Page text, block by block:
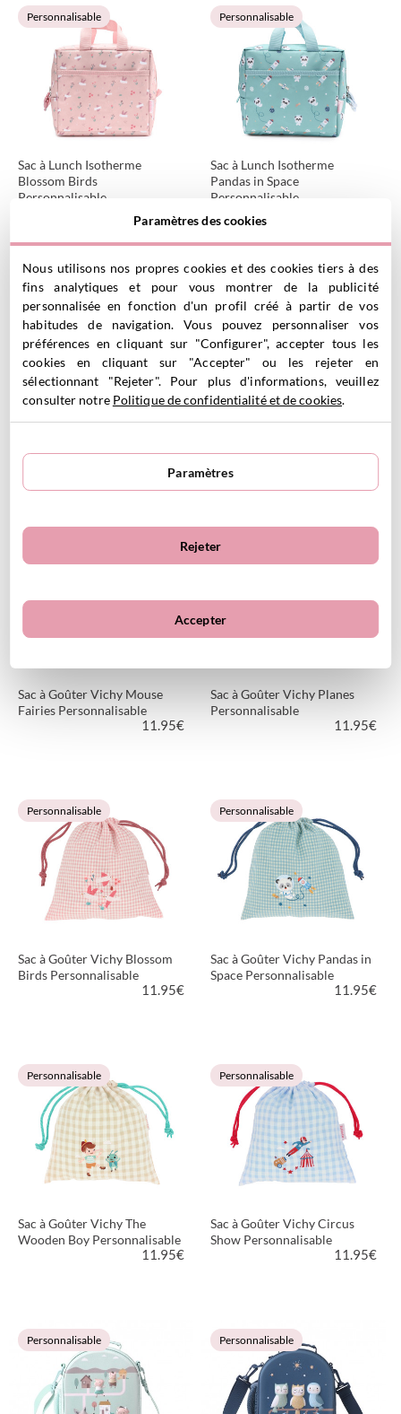
VOIR LE PRODUIT VOIR LE PRODUIT
Personnalisable
Sac à Lunch Isotherme
Blossom Birds
Personnalisable
VOIR LE PRODUIT
Personnalisable
Sac à Lunch Isotherme
Pandas in Space
Personnalisable
VOIR LE PRODUIT
Personnalisable Personnalisable
€
Sac à Goûter Vichy Mouse
Fairies Personnalisable
11.95€
VOIR LE PRODUIT
Personnalisable
Sac à Goûter Vichy Planes
Personnalisable
11.95€
VOIR LE PRODUIT
Personnalisable
Sac à Goûter Vichy Blossom
Birds Personnalisable
11.95€
VOIR LE PRODUIT
Personnalisable
Sac à Goûter Vichy Pandas in
Space Personnalisable
11.95€
VOIR LE PRODUIT
Personnalisable
Sac à Goûter Vichy The
Wooden Boy Personnalisable
11.95€
VOIR LE PRODUIT
Personnalisable
Sac à Goûter Vichy Circus
Show Personnalisable
11.95€
VOIR LE PRODUIT
Personnalisable Personnalisable
Paramètres des cookies
Nous utilisons nos propres cookies et des cookies tiers à des
fins analytiques et pour vous montrer de la publicité
personnalisée en fonction d'un profil créé à partir de vos
habitudes de navigation. Vous pouvez personnaliser vos
préférences en cliquant sur "Configurer", accepter tous les
cookies en cliquant sur "Accepter" ou les rejeter en
sélectionnant "Rejeter". Pour plus d'informations, veuillez
consulter notre Politique de confidentialité et de cookies.
Paramètres
Rejeter
Accepter